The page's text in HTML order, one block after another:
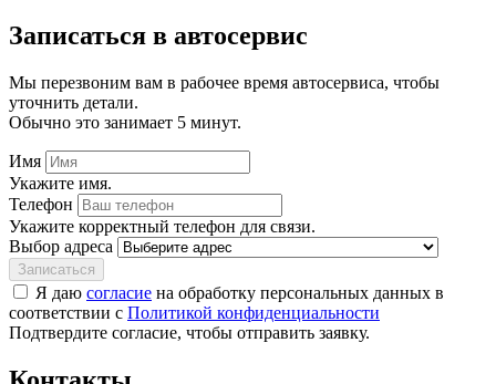
Записаться в автосервис
Мы перезвоним вам в рабочее время автосервиса, чтобы
уточнить детали.
Обычно это занимает 5 минут.
Имя
Укажите имя.
Телефон
Укажите корректный телефон для связи.
Выбор адреса
Записаться
Я даю согласие на обработку персональных данных в
соответствии с Политикой конфиденциальности
Подтвердите согласие, чтобы отправить заявку.